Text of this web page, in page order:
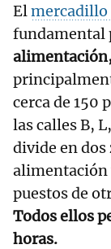
Elmercadillo
fundamental
cerca de 150
las calles B,
divide en dos
alimentación
puestos de
Todos ellos
horas.